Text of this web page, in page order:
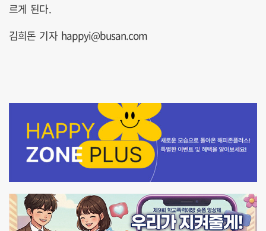
르게 된다.
김희돈 기자 happyi@busan.com